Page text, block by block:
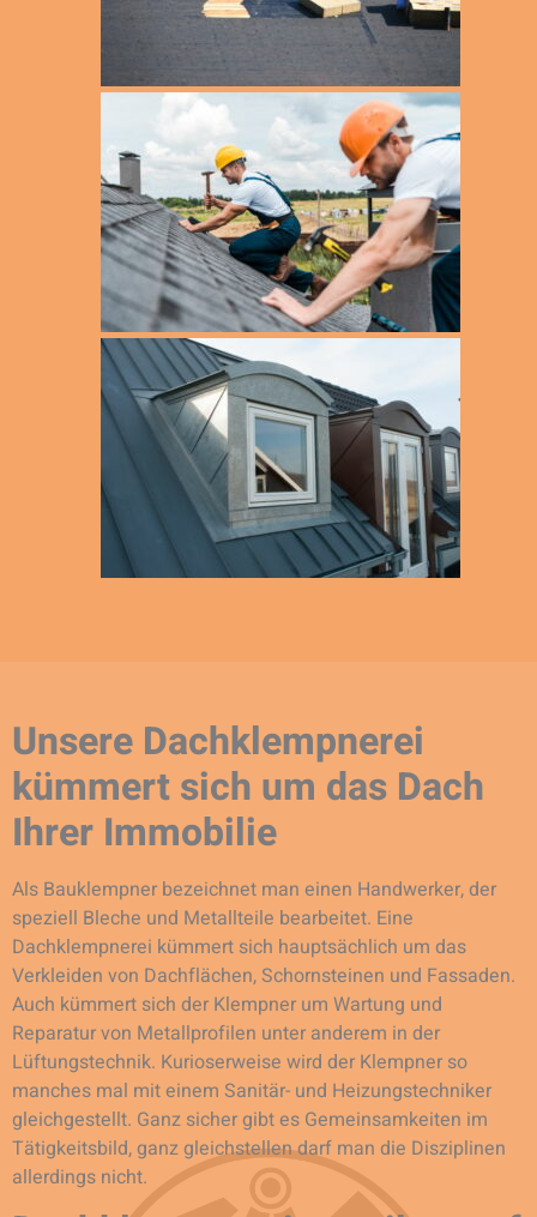
Unsere Dachklempnerei
kümmert sich um das Dach
Ihrer Immobilie
Als Bauklempner bezeichnet man einen Handwerker, der
speziell Bleche und Metallteile bearbeitet. Eine
Dachklempnerei kümmert sich hauptsächlich um das
Verkleiden von Dachflächen, Schornsteinen und Fassaden.
Auch kümmert sich der Klempner um Wartung und
Reparatur von Metallprofilen unter anderem in der
Lüftungstechnik. Kurioserweise wird der Klempner so
manches mal mit einem Sanitär- und Heizungstechniker
gleichgestellt. Ganz sicher gibt es Gemeinsamkeiten im
Tätigkeitsbild, ganz gleichstellen darf man die Disziplinen
allerdings nicht.